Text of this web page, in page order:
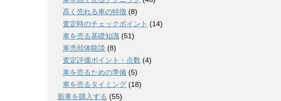
高く売れる車の特徴 (8)
査定時のチェックポイント (14)
車を売る基礎知識 (51)
車売却体験談 (8)
査定評価ポイント・点数 (4)
車を売るための準備 (5)
車を売るタイミング (18)
新車を購入する (55)